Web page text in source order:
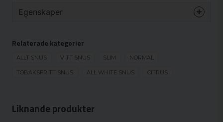
Liknande produkter
(E1200).
Egenskaper
Smak
Format
Slim
Styrka
Normal
Nikotinhalt
Relaterade kategorier
ALLT SNUS VITT SNUS SLIM NORMAL
TOBAKSFRITT SNUS ALL WHITE SNUS CITRUS